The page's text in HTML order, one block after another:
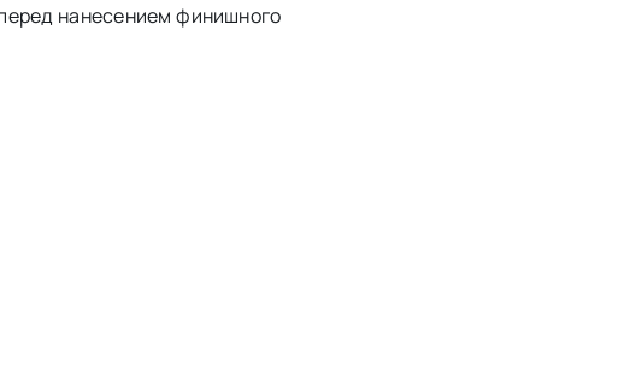
нанесением финишного